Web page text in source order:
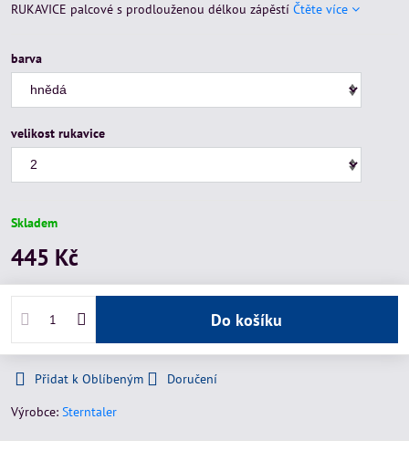
RUKAVICE palcové s prodlouženou délkou zápěstí Čtěte více
barva
velikost rukavice
Skladem
445 Kč
Do košíku
Přidat k Oblíbeným
Doručení
Výrobce: Sterntaler